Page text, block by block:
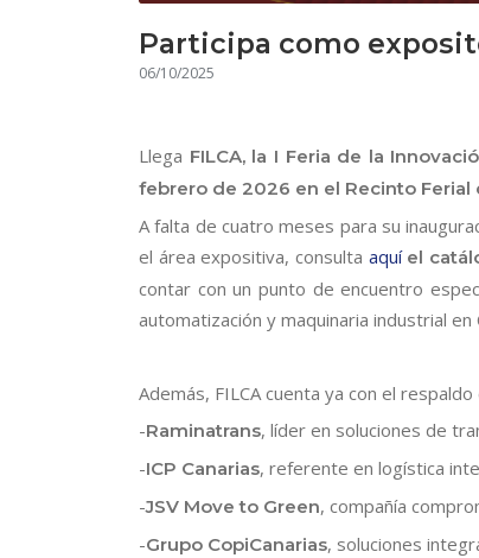
Participa como
06/10/2025
Llega FILCA, la I Feria de la
febrero de 2026 en el Recinto Ferial
A falta de cuatro meses para su
el área expositiva, consulta aquí el
contar con un punto de encuentro
automatización y maquinaria industrial en
Además, FILCA cuenta ya con el
-Raminatrans, líder en soluciones de
-ICP Canarias, referente en logística
-JSV Move to Green, compañía
-Grupo CopiCanarias, soluciones